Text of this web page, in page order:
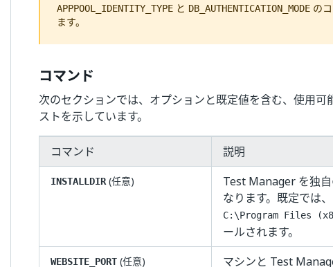
APPPOOL_IDENTITY_TYPE と DB_AUTHENTICATION_MODE の
ます。
コマンド
次のセクションでは、オプションと既定値を含む、使用可
ストを示しています。
コマンド 説明
INSTALLDIR(任意)
Test Manager を独
なります。既定では
C:\Program Files
ールされます。
WEBSITE_PORT (任意) マシンと Test